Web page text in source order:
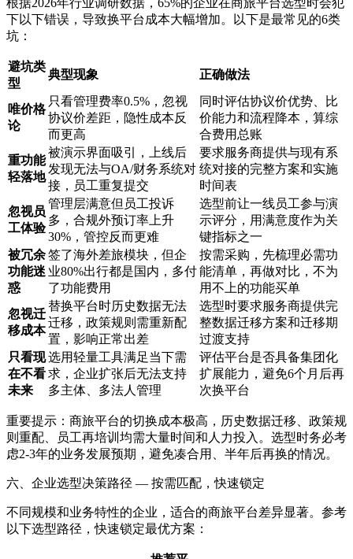
下以下错误，导致换平台成本大幅增加。以下是最常见的6类
坑：
避坑类
型
典型现象 正确做法
唯价格
论
只看管理费率0.5%，忽视
协议价差距，隐性成本反
而更高
同时评估协议价优势、比
价能力和流程降本，算综
合费用总账
重功能
轻落地
被演示界面吸引，上线后
发现无法与OA/财务系统对
接，员工重复提交
要求服务商提供与现有系
统对接的完整方案和实施
时间表
忽视员
工体验
管理层满意但员工投诉
多，合规外预订率上升
30%，管控反而更难
选型前让一线员工参与演
示评分，用满意度作为关
键指标之一
被冗余
功能迷
惑
签了海外差旅模块，但企
业80%出行都是国内，多付
了功能费用
按需采购，先梳理必需功
能清单，再做对比，不为
用不上的功能买单
忽视迁
移成本
替换平台时历史数据无法
迁移，政策规则需重新配
置，影响正常出差
选型时要求服务商提供完
整数据迁移方案和迁移期
过渡支持
只看现
在不看
未来
选用轻量工具满足当下需
求，企业扩张后无法支持
多主体、多法人管理
评估平台是否具备集团化
扩展能力，避免6个月后再
次换平台
重要提示：商旅平台的切换成本极高，历史数据迁移、政策规
则重配、员工再培训均需大量时间和人力投入。选型时务必考
虑2-3年的业务发展预期，避免凑合用、半年后再换的情况。
六、企业选型决策路径 — 按需匹配，快速锁定
不同规模和业务特性的企业，适合的商旅平台差异显著。参考
以下选型路径，快速锁定最优方案：